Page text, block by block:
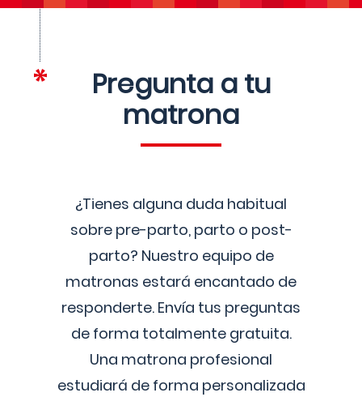
Pregunta a tu
matrona
¿Tienes alguna duda habitual
sobre pre-parto, parto o post-
parto? Nuestro equipo de
matronas estará encantado de
responderte. Envía tus preguntas
de forma totalmente gratuita.
Una matrona profesional
estudiará de forma personalizada